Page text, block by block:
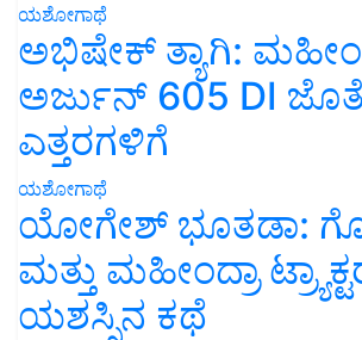
ಯಶೋಗಾಥೆ
ಅಭಿಷೇಕ್ ತ್ಯಾಗಿ:
ಅರ್ಜುನ್ 605 DI
ಎತ್ತರಗಳಿಗೆ
ಯಶೋಗಾಥೆ
ಯೋಗೇಶ್ ಭೂತಡಾ:
ಮತ್ತು ಮಹೀಂದ್ರಾ
ಯಶಸ್ಸಿನ ಕಥೆ